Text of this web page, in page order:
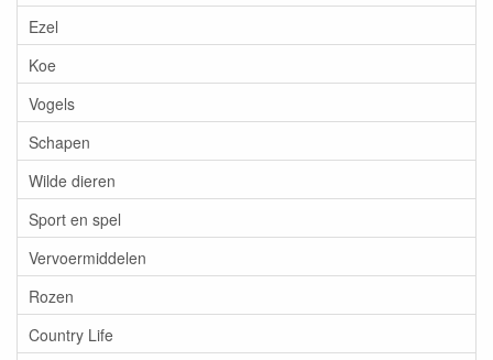
Ezel
Koe
Vogels
Schapen
Wilde dieren
Sport en spel
Vervoermiddelen
Rozen
Country Life